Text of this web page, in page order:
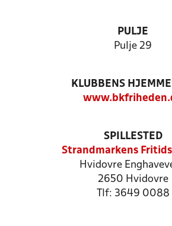
PULJE
Pulje 29
KLUBBENS
SPILLESTED
Strandmarkens
Hvidovre
2650 Hvidovre
Tlf: 3649 0088